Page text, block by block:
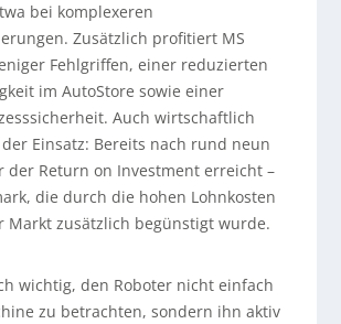
bei komplexeren
Zusätzlich profitiert MS
Fehlgriffen, einer reduzierten
im AutoStore sowie einer
Auch wirtschaftlich
Einsatz: Bereits nach rund neun
der Return on Investment erreicht –
die durch die hohen Lohnkosten
Markt zusätzlich begünstigt wurde.
wichtig, den Roboter nicht einfach
zu betrachten, sondern ihn aktiv